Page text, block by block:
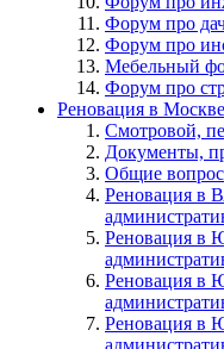
Форум про
Форум про
Мебельный
Форум про
Реновация в Москве
Смотровой,
Документы,
Общие
Реновация в
Реновация в
Реновация
Реновация в